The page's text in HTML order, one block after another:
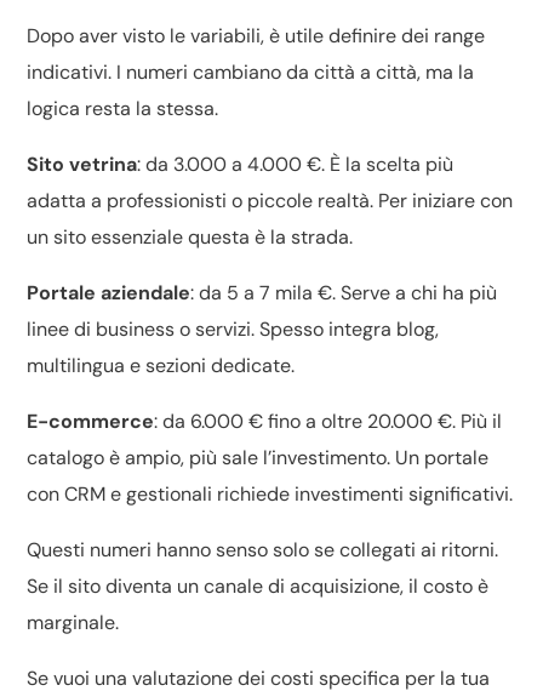
Dopo aver visto le variabili, è utile definire dei range
indicativi. I numeri cambiano da città a città, ma la
logica resta la stessa.
Sito vetrina: da 3.000 a 4.000 €. È la scelta più
adatta a professionisti o piccole realtà. Per iniziare con
un sito essenziale questa è la strada.
Portale aziendale: da 5 a 7 mila €. Serve a chi ha più
linee di business o servizi. Spesso integra blog,
multilingua e sezioni dedicate.
E-commerce: da 6.000 € fino a oltre 20.000 €. Più il
catalogo è ampio, più sale l’investimento. Un portale
con CRM e gestionali richiede investimenti significativi.
Questi numeri hanno senso solo se collegati ai ritorni.
Se il sito diventa un canale di acquisizione, il costo è
marginale.
Se vuoi una valutazione dei costi specifica per la tua